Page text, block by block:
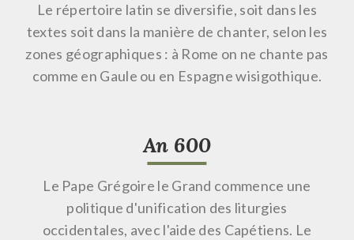
Le répertoire latin se diversifie, soit dans les
textes soit dans la manière de chanter, selon les
zones géographiques : à Rome on ne chante pas
comme en Gaule ou en Espagne wisigothique.
An 600
Le Pape Grégoire le Grand commence une
politique d'unification des liturgies
occidentales, avec l'aide des Capétiens. Le